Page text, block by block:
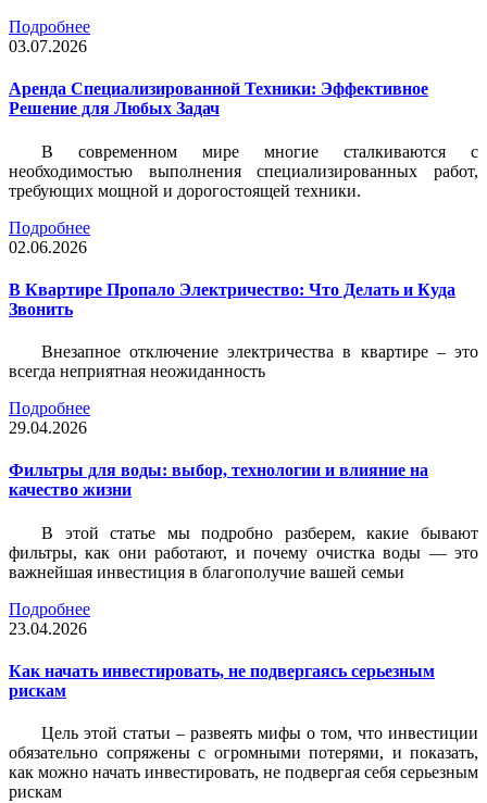
Подробнее
03.07.2026
Аренда Специализированной Техники: Эффективное
Решение для Любых Задач
В современном мире многие сталкиваются с
необходимостью выполнения специализированных работ,
требующих мощной и дорогостоящей техники.
Подробнее
02.06.2026
В Квартире Пропало Электричество: Что Делать и Куда
Звонить
Внезапное отключение электричества в квартире – это
всегда неприятная неожиданность
Подробнее
29.04.2026
Фильтры для воды: выбор, технологии и влияние на
качество жизни
В этой статье мы подробно разберем, какие бывают
фильтры, как они работают, и почему очистка воды — это
важнейшая инвестиция в благополучие вашей семьи
Подробнее
23.04.2026
Как начать инвестировать, не подвергаясь серьезным
рискам
Цель этой статьи – развеять мифы о том, что инвестиции
обязательно сопряжены с огромными потерями, и показать,
как можно начать инвестировать, не подвергая себя серьезным
рискам